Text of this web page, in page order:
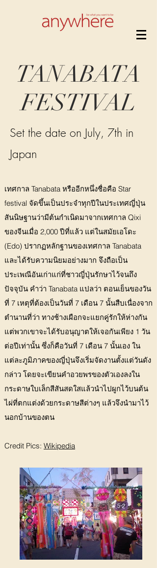
TANABATA
FESTIVAL
Set the date on July, 7th in
Japan
เทศกาล Tanabata หรืออีกหนึ่งชื่อคือ Star
festival จัดขึ้นเป็นประจำทุกปีในประเทศญี่ปุ่น
สันนิษฐานว่ามีต้นกำเนิดมาจากเทศกาล Qixi
ของจีนเมื่อ 2,000 ปีที่แล้ว แต่ในสมัยเอโดะ
(Edo) ปรากฏหลักฐานของเทศกาล Tanabata
และได้รับความนิยมอย่างมาก จึงถือเป็น
ประเพณีอันเก่าแก่ที่ชาวญี่ปุ่นรักษาไว้จนถึง
ปัจจุบัน คำว่า Tanabata แปลว่า ตอนเย็นของวัน
ที่ 7 เหตุที่ต้องเป็นวันที่ 7 เดือน 7 นั้นสืบเนื่องจาก
ตำนานที่ว่า ทางช้างเผือกจะแยกคู่รักให้ห่างกัน
แต่พวกเขาจะได้รับอนุญาตให้เจอกันเพียง 1 วัน
ต่อปีเท่านั้น ซึ่งก็คือวันที่ 7 เดือน 7 นั้นเอง ใน
แต่ละภูมิภาคของญี่ปุ่นจึงเริ่มจัดงานตั้งแต่วันดัง
กล่าว โดยจะเขียนคำอวยพรของตัวเองลงใน
กระดาษใบเล็กสีสันสดใสแล้วนำไปผูกไว้บนต้น
ไผ่ที่ตกแต่งด้วยกระดาษสีต่างๆ แล้วจึงนำมาไว้
นอกบ้านของตน
Credit Pics: Wikipedia